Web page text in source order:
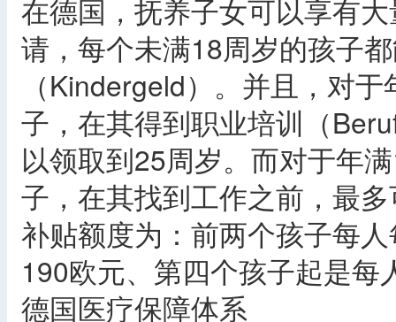
在德国，抚养子女可以享有
请，每个未满18周岁的孩子
（Kindergeld）。并且，对
子，在其得到职业培训（
以领取到25周岁。而对于年
子，在其找到工作之前，最
补贴额度为：前两个孩子每
190欧元、第四个孩子起是每
德国医疗保障体系